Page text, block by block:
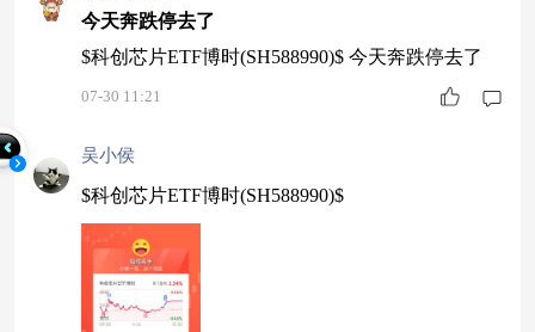
今天奔跌停去了
$科创芯片ETF博时(SH588990)$ 今天奔跌停去了
07-30 11:21
吴小侯
$科创芯片ETF博时(SH588990)$